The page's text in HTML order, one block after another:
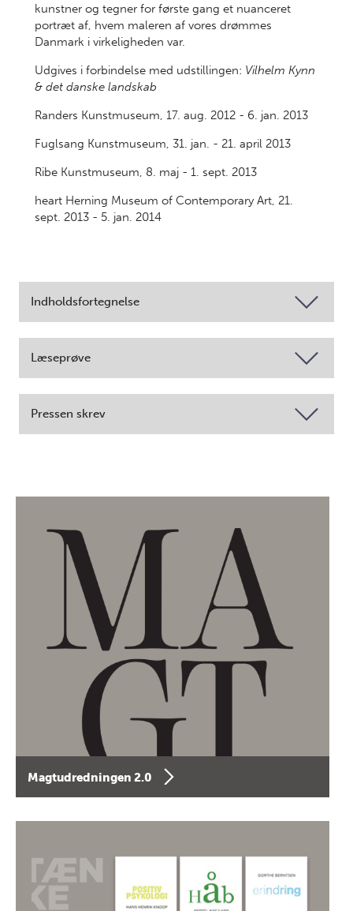
kunstner og tegner for første gang et nuanceret
portræt af, hvem maleren af vores drømmes
Danmark i virkeligheden var.
Udgives i forbindelse med udstillingen: Vilhelm Kynn
& det danske landskab
Randers Kunstmuseum, 17. aug. 2012 - 6. jan. 2013
Fuglsang Kunstmuseum, 31. jan. - 21. april 2013
Ribe Kunstmuseum, 8. maj - 1. sept. 2013
heart Herning Museum of Contemporary Art, 21.
sept. 2013 - 5. jan. 2014
Indholdsfortegnelse
Læseprøve
Pressen skrev
Magtudredningen 2.0